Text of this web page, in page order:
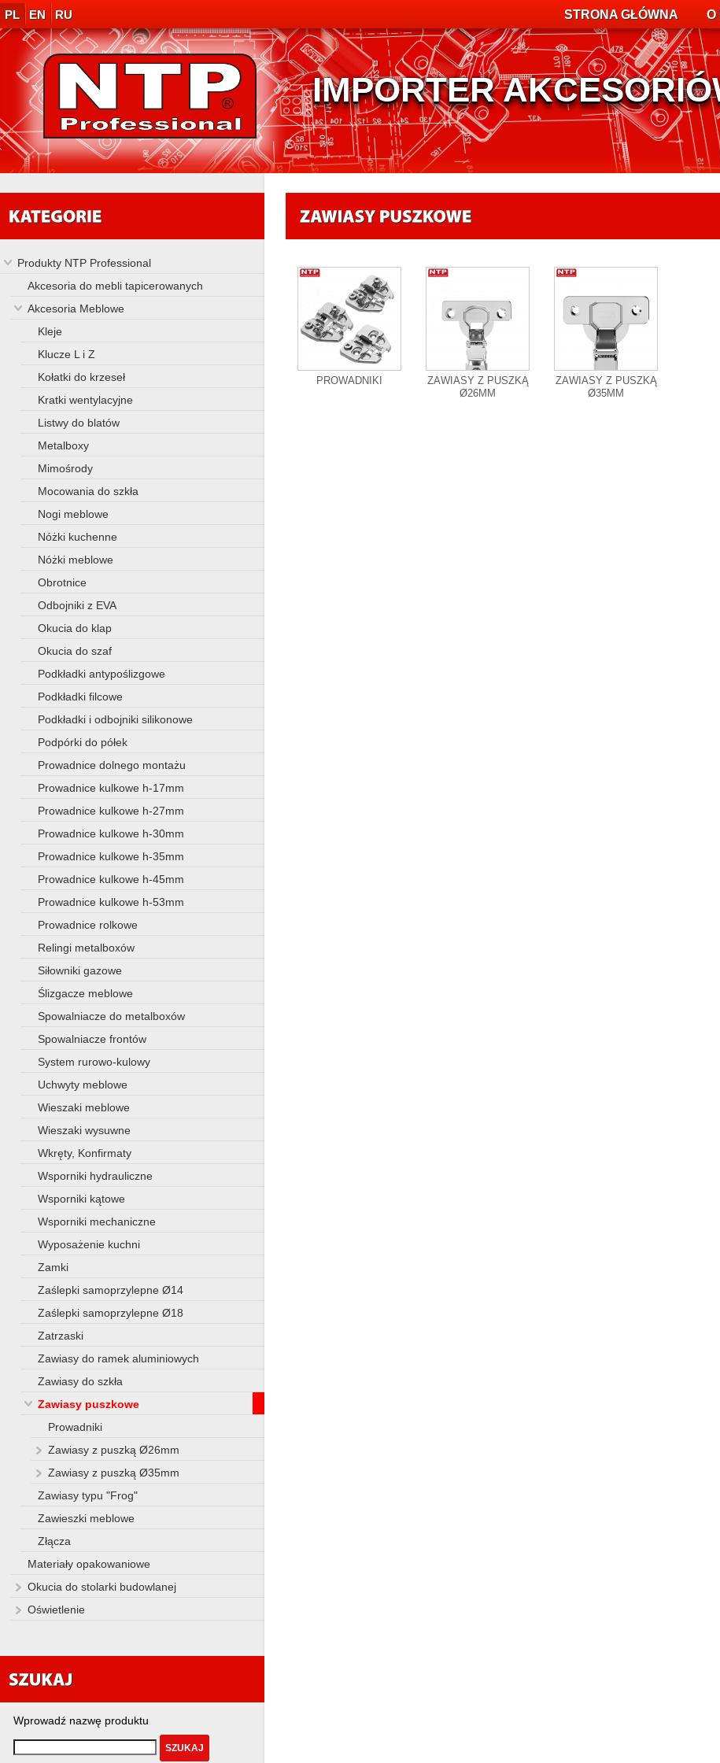
PL EN RU STRONA GŁÓWNA O
IMPORTER
Produkty NTP Professional
Akcesoria do mebli tapicerowanych
Akcesoria Meblowe
Kleje
Klucze L i Z
Kołatki do krzeseł
Kratki wentylacyjne
Listwy do blatów
Metalboxy
Mimośrody
Mocowania do szkła
Nogi meblowe
Nóżki kuchenne
Nóżki meblowe
Obrotnice
Odbojniki z EVA
Okucia do klap
Okucia do szaf
Podkładki antypoślizgowe
Podkładki filcowe
Podkładki i odbojniki silikonowe
Podpórki do półek
Prowadnice dolnego montażu
Prowadnice kulkowe h-17mm
Prowadnice kulkowe h-27mm
Prowadnice kulkowe h-30mm
Prowadnice kulkowe h-35mm
Prowadnice kulkowe h-45mm
Prowadnice kulkowe h-53mm
Prowadnice rolkowe
Relingi metalboxów
Siłowniki gazowe
Ślizgacze meblowe
Spowalniacze do metalboxów
Spowalniacze frontów
System rurowo-kulowy
Uchwyty meblowe
Wieszaki meblowe
Wieszaki wysuwne
Wkręty, Konfirmaty
Wsporniki hydrauliczne
Wsporniki kątowe
Wsporniki mechaniczne
Wyposażenie kuchni
Zamki
Zaślepki samoprzylepne Ø14
Zaślepki samoprzylepne Ø18
Zatrzaski
Zawiasy do ramek aluminiowych
Zawiasy do szkła
Zawiasy puszkowe
Prowadniki
Zawiasy z puszką Ø26mm
Zawiasy z puszką Ø35mm
Zawiasy typu "Frog"
Zawieszki meblowe
Złącza
Materiały opakowaniowe
Okucia do stolarki budowlanej
Oświetlenie
Wprowadź nazwę produktu
PROWADNIKI
ZAWIASY Z PUSZKĄ
Ø26MM
ZAWIASY Z PUSZKĄ
Ø35MM